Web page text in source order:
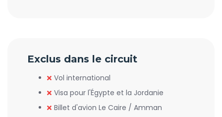
Exclus dans le circuit
Vol international
Visa pour l'Égypte et la Jordanie
Billet d'avion Le Caire / Amman